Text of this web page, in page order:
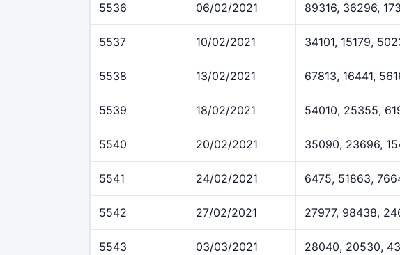
5536 06/02/2021 89316, 36296,
5537 10/02/2021 34101, 15179,
5538 13/02/2021 67813, 16441,
5539 18/02/2021 54010, 25355,
5540 20/02/2021 35090, 23696,
5541 24/02/2021 6475, 51863,
5542 27/02/2021 27977, 98438,
5543 03/03/2021 28040, 20530,